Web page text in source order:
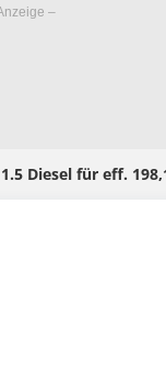
Diesel für eff.